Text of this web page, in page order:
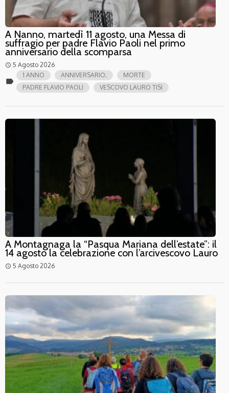
A Nanno, martedì 11 agosto, una Messa di
suffragio per padre Flavio Paoli nel primo
anniversario della scomparsa
access_time 5 Agosto 2026
label
1 ANNO ANNIVERSARIO;
MORTE
PADRE FLAVIO PAOLI
VESCOVO LAURO TISI
A Montagnaga la “Pasqua Mariana dell’estate”: il
14 agosto la celebrazione con l’arcivescovo Lauro
access_time 5 Agosto 2026